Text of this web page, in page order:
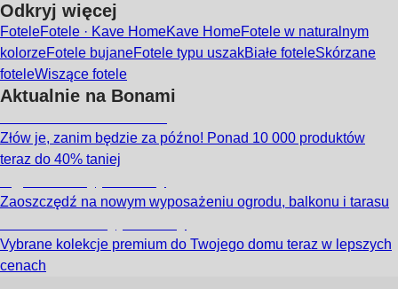
Odkryj więcej
FoteleFotele · Kave HomeKave HomeFotele w naturalnym
kolorzeFotele bujaneFotele typu uszakBiałe foteleSkórzane
foteleWiszące fotele
Aktualnie na Bonami
Złów je, zanim będzie za późno! Ponad 10 000 produktów
teraz do 40% taniej
Zaoszczędź na nowym wyposażeniu ogrodu, balkonu i tarasu
Vybrane kolekcje premium do Twojego domu teraz w lepszych
cenach